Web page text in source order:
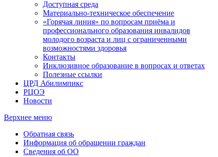
Доступная среда
Материально-техническое обеспечение
«Горячая линия» по вопросам приёма и
профессионального образования инвалидов
молодого возраста и лиц с ограниченными
возможностями здоровья
Контакты
Инклюзивное образование в вопросах и ответах
Полезные ссылки
ЦРД Абилимпикс
РЦОЭ
Новости
Верхнее меню
Обратная связь
Информация об обращении граждан
Сведения об ОО